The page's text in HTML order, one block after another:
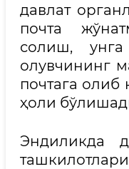
давлат
почта
солиш,
олувчининг
почтага
ҳоли
Эндиликда